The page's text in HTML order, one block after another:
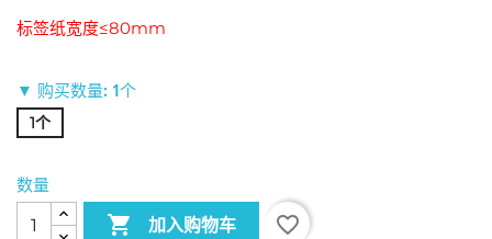
标签纸宽度≤80mm
▼ 购买数量: 1个
1个
数量
 加入购物车 favorite_border